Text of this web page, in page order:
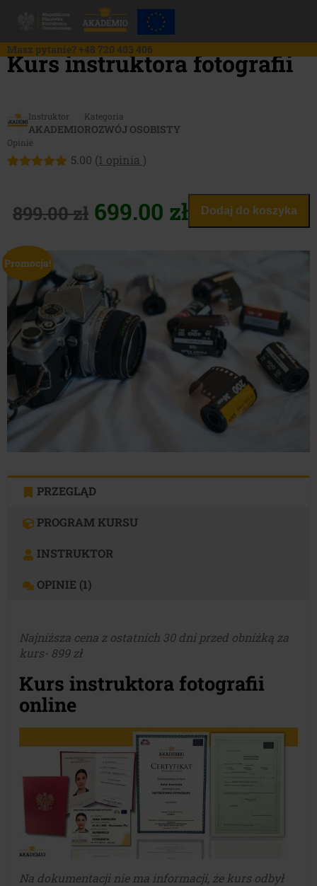
Masz pytanie? +48 720 403 406
Kurs instruktora fotografii
Instruktor
AKADEMIO
Kategoria
ROZWÓJ OSOBISTY
Opinie
podstawie
oceny
5.00 (1 opinia )
899.00zł Pierwotna
wynosiła:
899.00 zł.
699.00 złAktualna
wynosi:
699.00 zł.
Dodaj do koszyka
Promocja!
PRZEGLĄD
PROGRAM KURSU
INSTRUKTOR
OPINIE (1)
Najniższa cena z ostatnich 30 dni przed obniżką za
kurs- 899 zł
Kurs instruktora fotografii
online
Na dokumentacji nie ma informacji, że kurs odbył